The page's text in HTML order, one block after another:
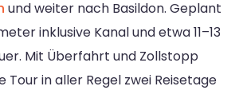
und weiter nach Basildon. Geplant
inklusive Kanal und etwa 11–13
Mit Überfahrt und Zollstopp
Tour in aller Regel zwei Reisetage